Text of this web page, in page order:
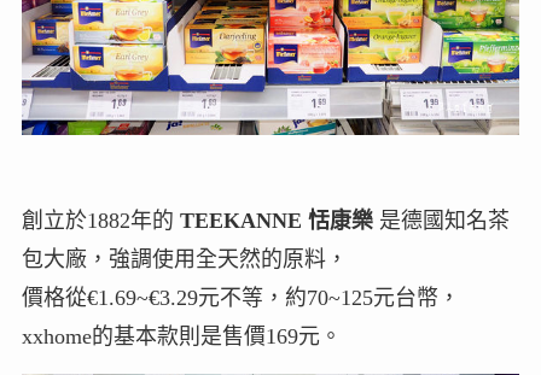
創立於1882年的 TEEKANNE 恬康樂 是德國知名茶
包大廠，強調使用全天然的原料，
價格從€1.69~€3.29元不等，約70~125元台幣，
xxhome的基本款則是售價169元。